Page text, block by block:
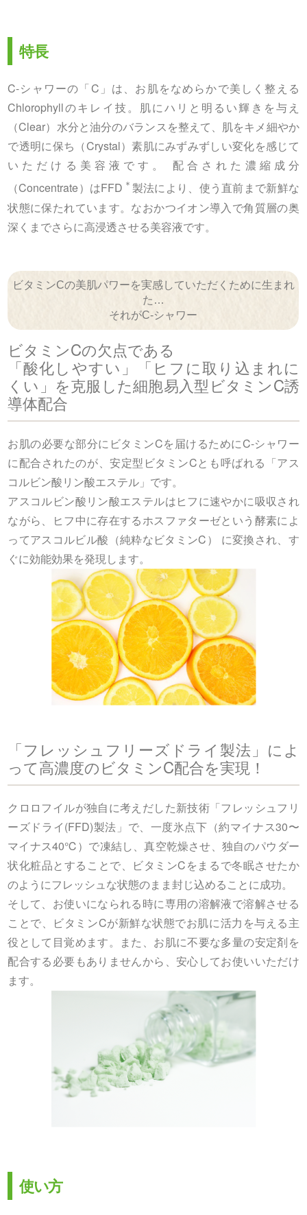
特長
C-シャワーの「C」は、お肌をなめらかで美しく整える
Chlorophyllのキレイ技。肌にハリと明るい輝きを与え
（Clear）水分と油分のバランスを整えて、肌をキメ細やか
で透明に保ち（Crystal）素肌にみずみずしい変化を感じて
いただける美容液です。 配合された濃縮成分
（Concentrate）はFFD ＊ 製法により、使う直前まで新鮮な
状態に保たれています。なおかつイオン導入で角質層の奥
深くまでさらに高浸透させる美容液です。
ビタミンCの美肌パワーを実感していただくために生まれ
た…
それがC-シャワー
ビタミンCの欠点である
「酸化しやすい」「ヒフに取り込まれに
くい」を克服した細胞易入型ビタミンC誘
導体配合
お肌の必要な部分にビタミンCを届けるためにC-シャワー
に配合されたのが、安定型ビタミンCとも呼ばれる「アス
コルビン酸リン酸エステル」です。
アスコルビン酸リン酸エステルはヒフに速やかに吸収され
ながら、ヒフ中に存在するホスファターゼという酵素によ
ってアスコルビル酸（純粋なビタミンC） に変換され、す
ぐに効能効果を発現します。
「フレッシュフリーズドライ製法」によ
って高濃度のビタミンC配合を実現！
クロロフイルが独自に考えだした新技術「フレッシュフリ
ーズドライ(FFD)製法」で、一度氷点下（約マイナス30〜
マイナス40℃）で凍結し、真空乾燥させ、独自のパウダー
状化粧品とすることで、ビタミンCをまるで冬眠させたか
のようにフレッシュな状態のまま封じ込めることに成功。
そして、お使いになられる時に専用の溶解液で溶解させる
ことで、ビタミンCが新鮮な状態でお肌に活力を与える主
役として目覚めます。また、お肌に不要な多量の安定剤を
配合する必要もありませんから、安心してお使いいただけ
ます。
使い方